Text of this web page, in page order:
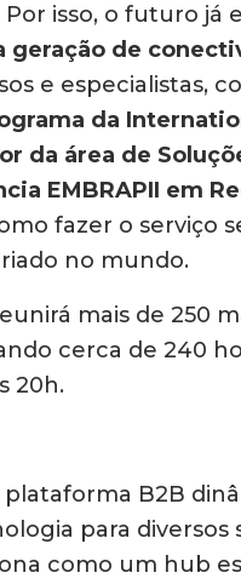
Por isso, o futuro
geração de
e especialistas,
da
da área de
EMBRAPII em
fazer o serviço
no mundo.
mais de 250
cerca de 240
20h.
B2B
para diversos
como um hub